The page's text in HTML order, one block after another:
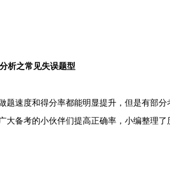
析之常见失误题型
速度和得分率都能明显提升，但是有部分
备考的小伙伴们提高正确率，小编整理